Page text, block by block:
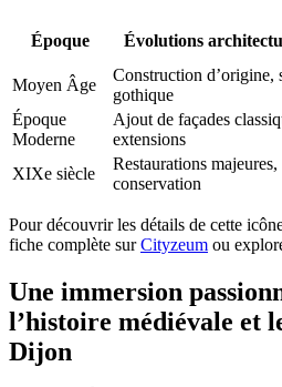
Époque Évolutions
Moyen Âge
Construction d’origine,
gothique
Époque
Moderne
Ajout de façades
extensions
XIXe siècle
Restaurations majeures,
conservation
Pour découvrir les détails de cette
fiche complète surCityzeum ou
Une immersion
l’histoire médiévale et
Dijon